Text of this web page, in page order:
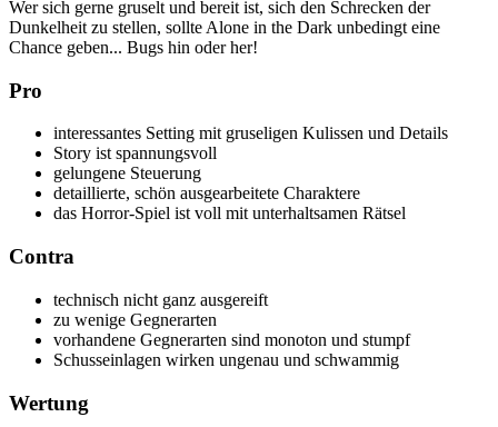
Wer sich gerne gruselt und bereit ist, sich den Schrecken der
Dunkelheit zu stellen, sollte Alone in the Dark unbedingt eine
Chance geben... Bugs hin oder her!
Pro
interessantes Setting mit gruseligen Kulissen und Details
Story ist spannungsvoll
gelungene Steuerung
detaillierte, schön ausgearbeitete Charaktere
das Horror-Spiel ist voll mit unterhaltsamen Rätsel
Contra
technisch nicht ganz ausgereift
zu wenige Gegnerarten
vorhandene Gegnerarten sind monoton und stumpf
Schusseinlagen wirken ungenau und schwammig
Wertung